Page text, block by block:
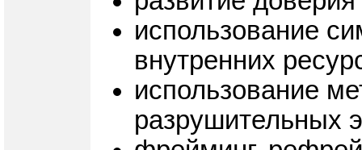
использование
внутренних
использование
разрушительных